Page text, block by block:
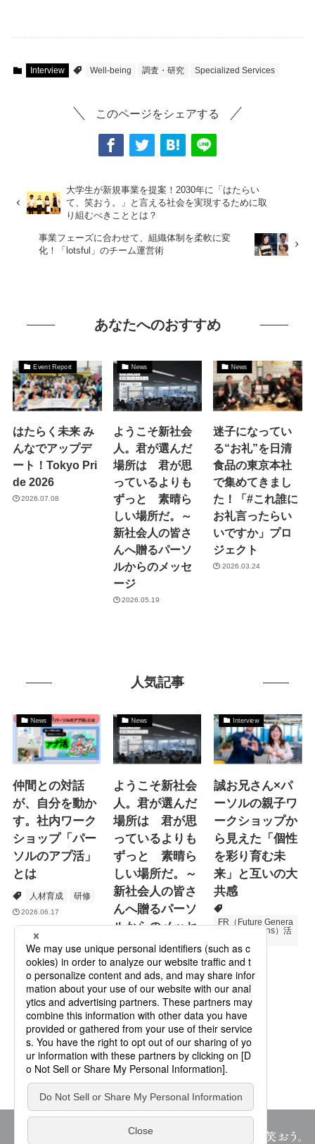
Interview Well-being 調査・研究 Specialized Services
このページをシェアする
大学生が新規事業を提案！2030年に「はたらい
て、笑おう。」と言える社会を実現するために取
り組むべきこととは？
事業フェーズに合わせて、組織体制を柔軟に変
化！「lotsful」のチーム運営術
あなたへのおすすめ
Event Report
はたらく未来 み
んなでアップデ
ート！Tokyo Pri
de 2026
2026.07.08
News
ようこそ新社会
人。君が選んだ
場所は 君が思
っているよりも
ずっと 素晴ら
しい場所だ。～
新社会人の皆さ
んへ贈るパーソ
ルからのメッセ
ージ
2026.05.19
News
迷子になってい
る“お礼”を日清
食品の東京本社
で集めてきまし
た！「#これ誰に
お礼言ったらい
いですか」プロ
ジェクト
2026.03.24
人気記事
News
仲間との対話
が、自分を動か
す。社内ワーク
ショップ「パー
ソルのアプ活」
とは
人材育成 研修
2026.06.17
News
ようこそ新社会
人。君が選んだ
場所は 君が思
っているよりも
ずっと 素晴ら
しい場所だ。～
新社会人の皆さ
んへ贈るパーソ
ルからのメッセ
ージ
プロモーション
Specialized Servic
es
Interview
誠お兄さん×パ
ーソルの親子ワ
ークショップか
ら見えた「個性
を彩り育む未
来」と互いの大
共感
FR（Future Genera
tions Relations）活
次世代育成
2026.06.16